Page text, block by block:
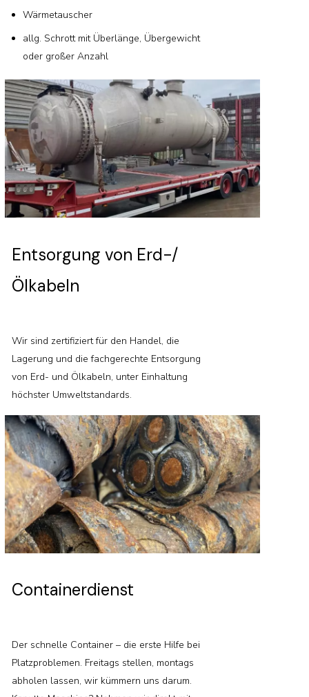
Wärmetauscher
allg. Schrott mit Überlänge, Übergewicht
oder großer Anzahl
Entsorgung von Erd-/
Ölkabeln
Wir sind zertifiziert für den Handel, die
Lagerung und die fachgerechte Entsorgung
von Erd- und Ölkabeln, unter Einhaltung
höchster Umweltstandards.
Containerdienst
Der schnelle Container – die erste Hilfe bei
Platzproblemen. Freitags stellen, montags
abholen lassen, wir kümmern uns darum.